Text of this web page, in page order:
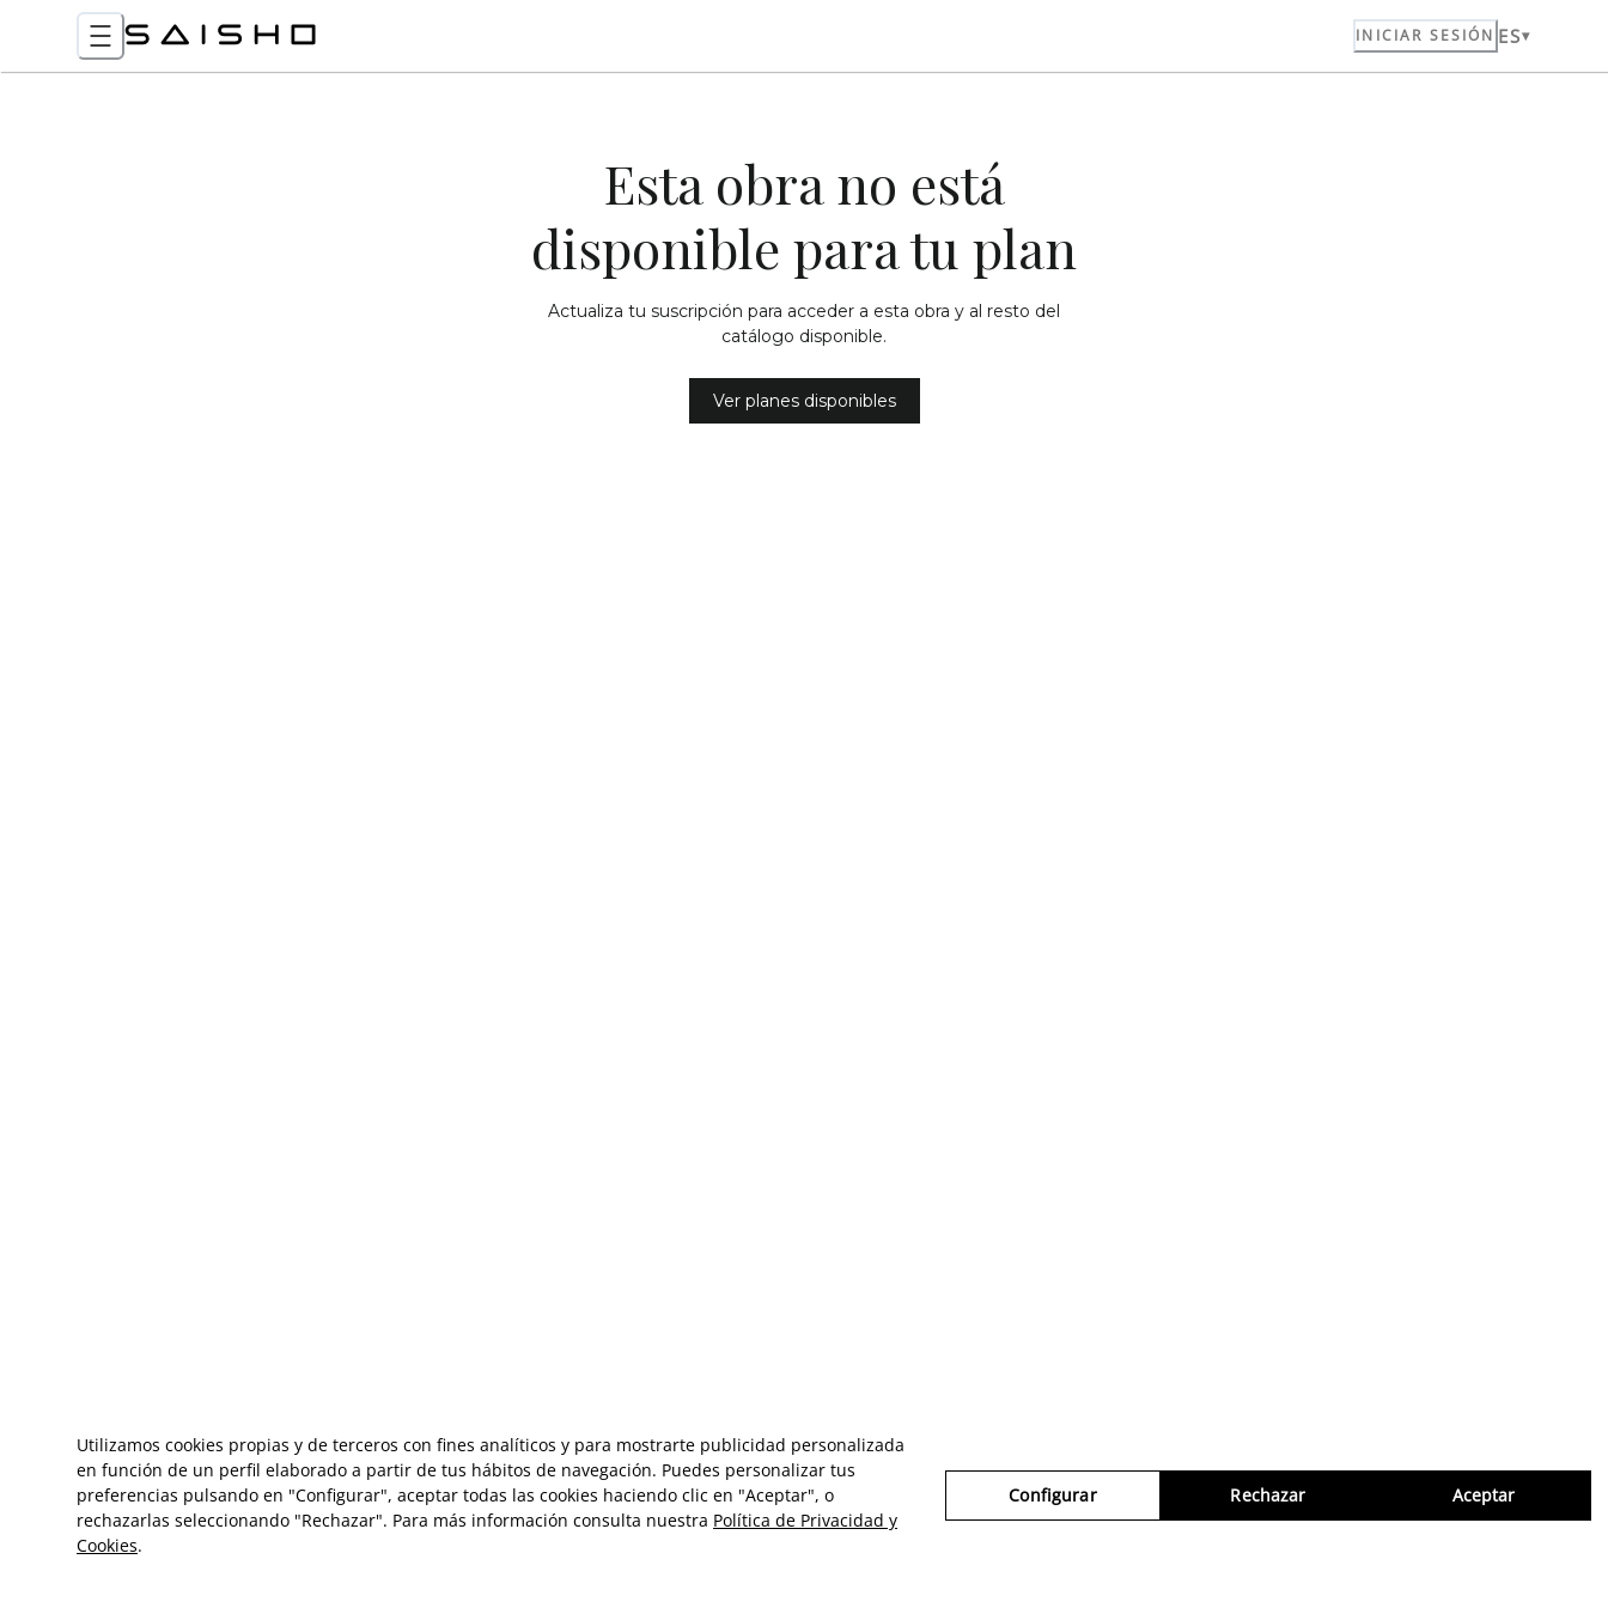
INICIAR SESIÓN ES
Esta obra no está
disponible para tu plan
Actualiza tu suscripción para acceder a esta obra y al resto del
catálogo disponible.
Ver planes disponibles
Utilizamos cookies propias y de terceros con fines analíticos y para mostrarte publicidad personalizada
en función de un perfil elaborado a partir de tus hábitos de navegación. Puedes personalizar tus
preferencias pulsando en "Configurar", aceptar todas las cookies haciendo clic en "Aceptar", o
rechazarlas seleccionando "Rechazar". Para más información consulta nuestra Política de Privacidad y
Cookies.
Configurar Rechazar Aceptar